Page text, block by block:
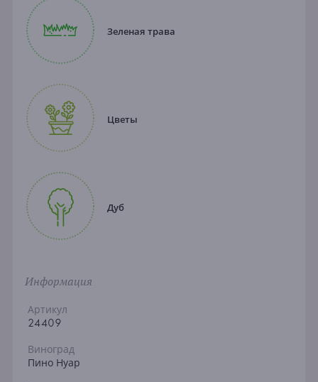
Зеленая трава
Цветы
Дуб
Информация
Артикул
24409
Виноград
Пино Нуар